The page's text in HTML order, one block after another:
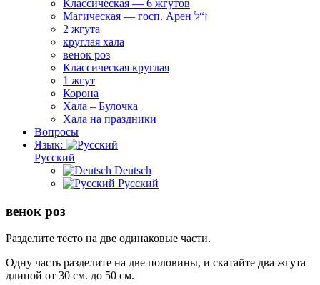
Классическая — 6 жгутов
Магическая — госп. Арен ז“ל
2 жгута
круглая хала
венок роз
Классическая круглая
1 жгут
Корона
Хала – Булочка
Хала на праздники
Вопросы
Язык:
Русский
Deutsch
Русский
венок роз
Разделите тесто на две одинаковые части.
Одну часть разделите на две половины, и скатайте два жгута
длиной от 30 см. до 50 см.